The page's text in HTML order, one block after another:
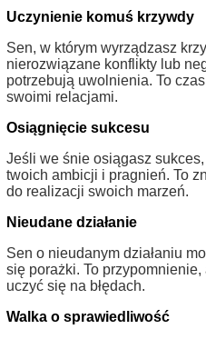
Uczynienie komuś krzywdy
Sen, w którym wyrządzasz
nierozwiązane konflikty lub
potrzebują uwolnienia. To
swoimi relacjami.
Osiągnięcie sukcesu
Jeśli we śnie osiągasz
twoich ambicji i pragnień. To
do realizacji swoich marzeń.
Nieudane działanie
Sen o nieudanym działaniu
się porażki. To
uczyć się na błędach.
Walka o sprawiedliwość